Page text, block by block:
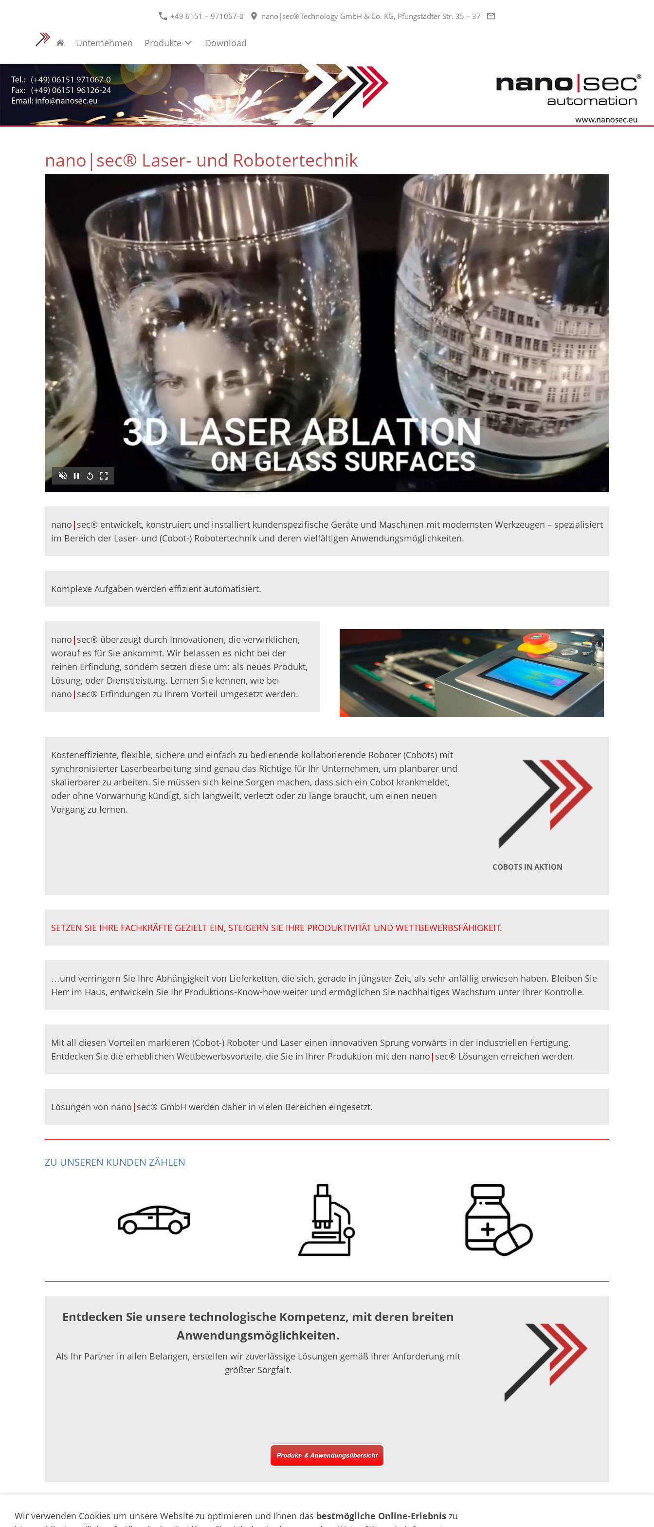
+49 6151 – 971067-0 nano|sec® Technology GmbH & Co. KG, Pfungstädter Str. 35 – 37
Unternehmen Produkte Download
nano|sec® Laser- und Robotertechnik
nano | sec® entwickelt, konstruiert und installiert kundenspezifische Geräte und Maschinen mit modernsten Werkzeugen – spezialisiert
im Bereich der Laser- und (Cobot-) Robotertechnik und deren vielfältigen Anwendungsmöglichkeiten.
Komplexe Aufgaben werden effizient automatisiert.
nano | sec® überzeugt durch Innovationen, die verwirklichen,
worauf es für Sie ankommt. Wir belassen es nicht bei der
reinen Erfindung, sondern setzen diese um: als neues Produkt,
Lösung, oder Dienstleistung. Lernen Sie kennen, wie bei
nano | sec® Erfindungen zu Ihrem Vorteil umgesetzt werden.
COBOTS IN AKTION
Kosteneffiziente, flexible, sichere und einfach zu bedienende kollaborierende Roboter (Cobots) mit
synchronisierter Laserbearbeitung sind genau das Richtige für Ihr Unternehmen, um planbarer und
skalierbarer zu arbeiten. Sie müssen sich keine Sorgen machen, dass sich ein Cobot krankmeldet,
oder ohne Vorwarnung kündigt, sich langweilt, verletzt oder zu lange braucht, um einen neuen
Vorgang zu lernen.
SETZEN SIE IHRE FACHKRÄFTE GEZIELT EIN, STEIGERN SIE IHRE PRODUKTIVITÄT UND WETTBEWERBSFÄHIGKEIT.
…und verringern Sie Ihre Abhängigkeit von Lieferketten, die sich, gerade in jüngster Zeit, als sehr anfällig erwiesen haben. Bleiben Sie
Herr im Haus, entwickeln Sie Ihr Produktions-Know-how weiter und ermöglichen Sie nachhaltiges Wachstum unter Ihrer Kontrolle.
Mit all diesen Vorteilen markieren (Cobot-) Roboter und Laser einen innovativen Sprung vorwärts in der industriellen Fertigung.
Entdecken Sie die erheblichen Wettbewerbsvorteile, die Sie in Ihrer Produktion mit den nano | sec® Lösungen erreichen werden.
Lösungen von nano | sec® GmbH werden daher in vielen Bereichen eingesetzt.
ZU UNSEREN KUNDEN ZÄHLEN
Entdecken Sie unsere technologische Kompetenz, mit deren breiten
Anwendungsmöglichkeiten.
Als Ihr Partner in allen Belangen, erstellen wir zuverlässige Lösungen gemäß Ihrer Anforderung mit
größter Sorgfalt.
DatenschutzKontakt
Wir verwenden Cookies um unsere Website zu optimieren und Ihnen das bestmögliche Online-Erlebnis zu